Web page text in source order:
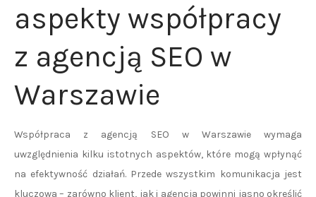
aspekty współpracy
z agencją SEO w
Warszawie
Współpraca z agencją SEO w Warszawie wymaga
uwzględnienia kilku istotnych aspektów, które mogą wpłynąć
na efektywność działań. Przede wszystkim komunikacja jest
kluczowa – zarówno klient, jak i agencja powinni jasno określić